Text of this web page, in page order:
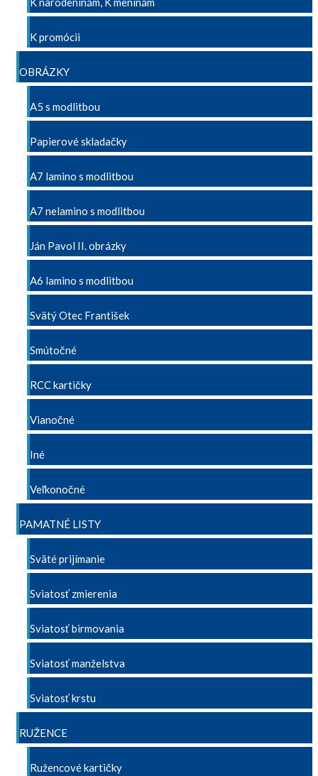
K promócii
OBRÁZKY
A5 s modlitbou
Papierové skladačky
A7 lamino s modlitbou
A7 nelamino s modlitbou
Ján Pavol II. obrázky
A6 lamino s modlitbou
Svätý Otec František
Smútočné
RCC kartičky
Vianočné
Iné
Veľkonočné
PAMATNÉ LISTY
Sväté prijímanie
Sviatosť zmierenia
Sviatosť birmovania
Sviatosť manželstva
Sviatosť krstu
RUŽENCE
Ružencové kartičky